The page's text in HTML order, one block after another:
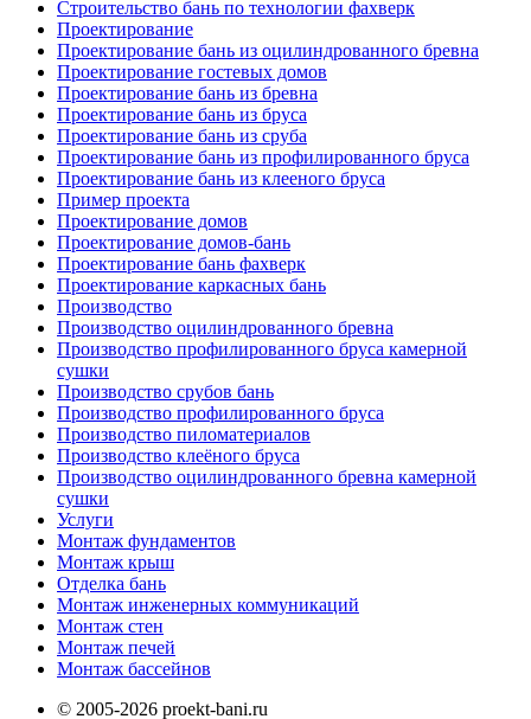
Строительство бань по технологии фахверк
Проектирование
Проектирование бань из оцилиндрованного бревна
Проектирование гостевых домов
Проектирование бань из бревна
Проектирование бань из бруса
Проектирование бань из сруба
Проектирование бань из профилированного бруса
Проектирование бань из клееного бруса
Пример проекта
Проектирование домов
Проектирование домов-бань
Проектирование бань фахверк
Проектирование каркасных бань
Производство
Производство оцилиндрованного бревна
Производство профилированного бруса камерной
сушки
Производство срубов бань
Производство профилированного бруса
Производство пиломатериалов
Производство клеёного бруса
Производство оцилиндрованного бревна камерной
сушки
Услуги
Монтаж фундаментов
Монтаж крыш
Отделка бань
Монтаж инженерных коммуникаций
Монтаж стен
Монтаж печей
Монтаж бассейнов
© 2005-2026 proekt-bani.ru